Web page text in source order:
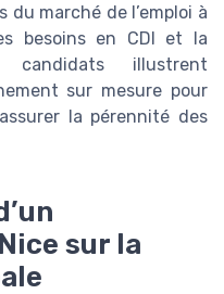
du marché de l’emploi à
besoins en CDI et la
candidats illustrent
sur mesure pour
la pérennité des
sur la